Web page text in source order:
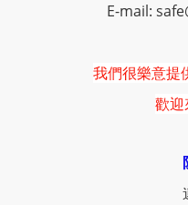
E-mail:
我們很樂意提
歡迎